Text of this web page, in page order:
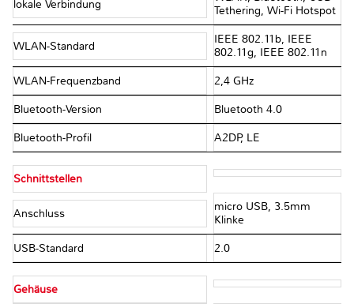
lokale Verbindung
Tethering, Wi-Fi Hotspot
WLAN-Standard
IEEE 802.11b, IEEE
802.11g, IEEE 802.11n
WLAN-Frequenzband 2,4 GHz
Bluetooth-Version Bluetooth 4.0
Bluetooth-Profil A2DP, LE
Schnittstellen
Anschluss
micro USB, 3.5mm
Klinke
USB-Standard 2.0
Gehäuse